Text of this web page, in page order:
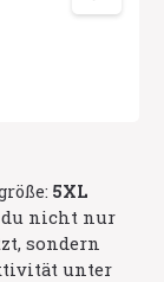
5XL
nicht nur
sondern
unter